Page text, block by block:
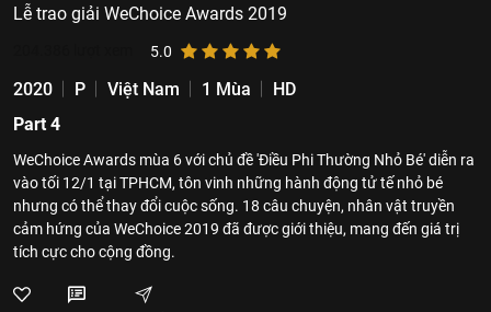
Lễ trao giải WeChoice Awards 2019
5.0
2020 P Việt Nam 1 Mùa
HD
Part 4
WeChoice Awards mùa 6 với chủ đề 'Điều Phi Thường Nhỏ Bé' diễn ra
vào tối 12/1 tại TPHCM, tôn vinh những hành động tử tế nhỏ bé
nhưng có thể thay đổi cuộc sống. 18 câu chuyện, nhân vật truyền
cảm hứng của WeChoice 2019 đã được giới thiệu, mang đến giá trị
tích cực cho cộng đồng.